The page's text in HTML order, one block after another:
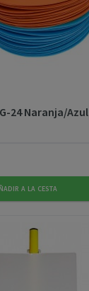
24 Naranja/Azul
a la cesta